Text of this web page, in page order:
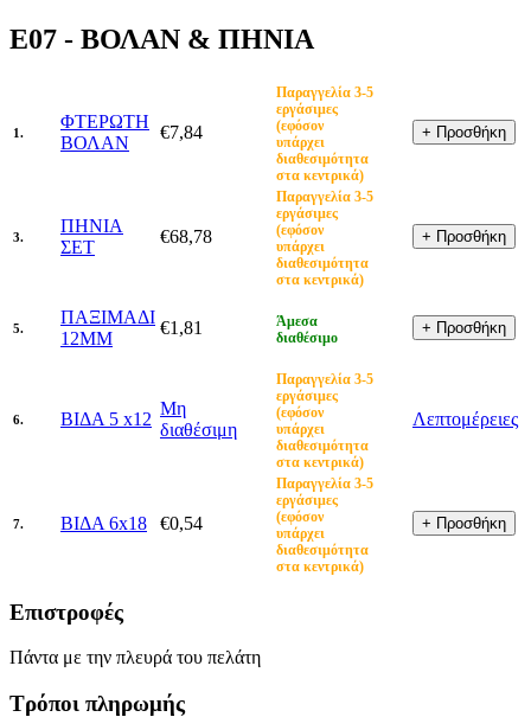
E07 - ΒΟΛΑΝ & ΠΗΝΙΑ
1.
ΦΤΕΡΩΤΗ
ΒΟΛΑΝ
€7,84
Παραγγελία 3-5
εργάσιμες
(εφόσον
υπάρχει
διαθεσιμότητα
στα κεντρικά)
3.
ΠΗΝΙΑ
ΣΕΤ
€68,78
Παραγγελία 3-5
εργάσιμες
(εφόσον
υπάρχει
διαθεσιμότητα
στα κεντρικά)
5.
ΠΑΞΙΜΑΔΙ
12MM
€1,81
Άμεσα
διαθέσιμο
6. ΒΙΔΑ 5 x12
Μη
διαθέσιμη
Παραγγελία 3-5
εργάσιμες
(εφόσον
υπάρχει
διαθεσιμότητα
στα κεντρικά)
Λεπτομέρειες
7. ΒΙΔΑ 6x18 €0,54
Παραγγελία 3-5
εργάσιμες
(εφόσον
υπάρχει
διαθεσιμότητα
στα κεντρικά)
Επιστροφές
Πάντα με την πλευρά του πελάτη
Τρόποι πληρωμής